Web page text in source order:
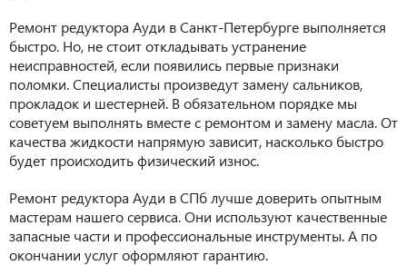
Ремонт редуктора Ауди в Санкт-Петербурге выполняется
быстро. Но, не стоит откладывать устранение
неисправностей, если появились первые признаки
поломки. Специалисты произведут замену сальников,
прокладок и шестерней. В обязательном порядке мы
советуем выполнять вместе с ремонтом и замену масла. От
качества жидкости напрямую зависит, насколько быстро
будет происходить физический износ.
Ремонт редуктора Ауди в СПб лучше доверить опытным
мастерам нашего сервиса. Они используют качественные
запасные части и профессиональные инструменты. А по
окончании услуг оформляют гарантию.